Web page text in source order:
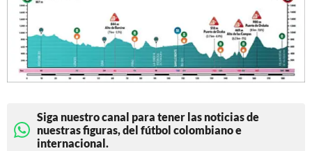
Siga nuestro canal para tener las noticias de
nuestras figuras, del fútbol colombiano e
internacional.